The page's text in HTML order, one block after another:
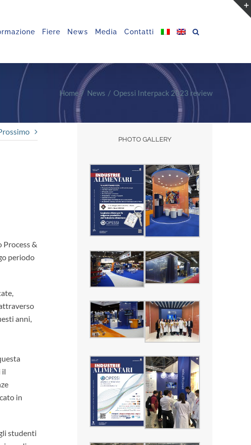
Fiere News Media Contatti
Home News Opessi Interpack 2023 review
&
periodo
anni,
il
in
studenti
PHOTO GALLERY